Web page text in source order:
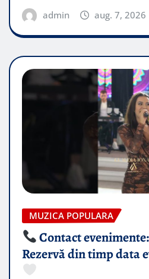
admin aug. 7, 2026
MUZICA POPULARA
Contact evenimente:
Rezervă din timp data